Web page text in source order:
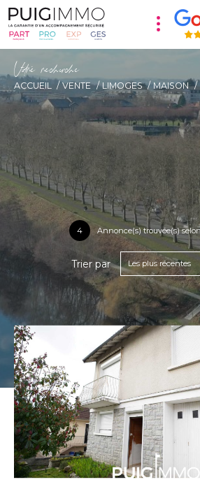
Vore recece
ACCUEIL VENTE LIMOGES MAISON
4 Annonce(s) trouvée(s)
Trier par Les plus récentes